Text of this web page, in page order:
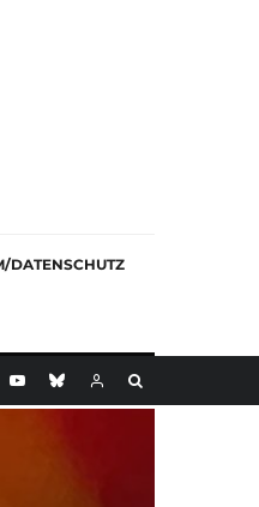
DATENSCHUTZ